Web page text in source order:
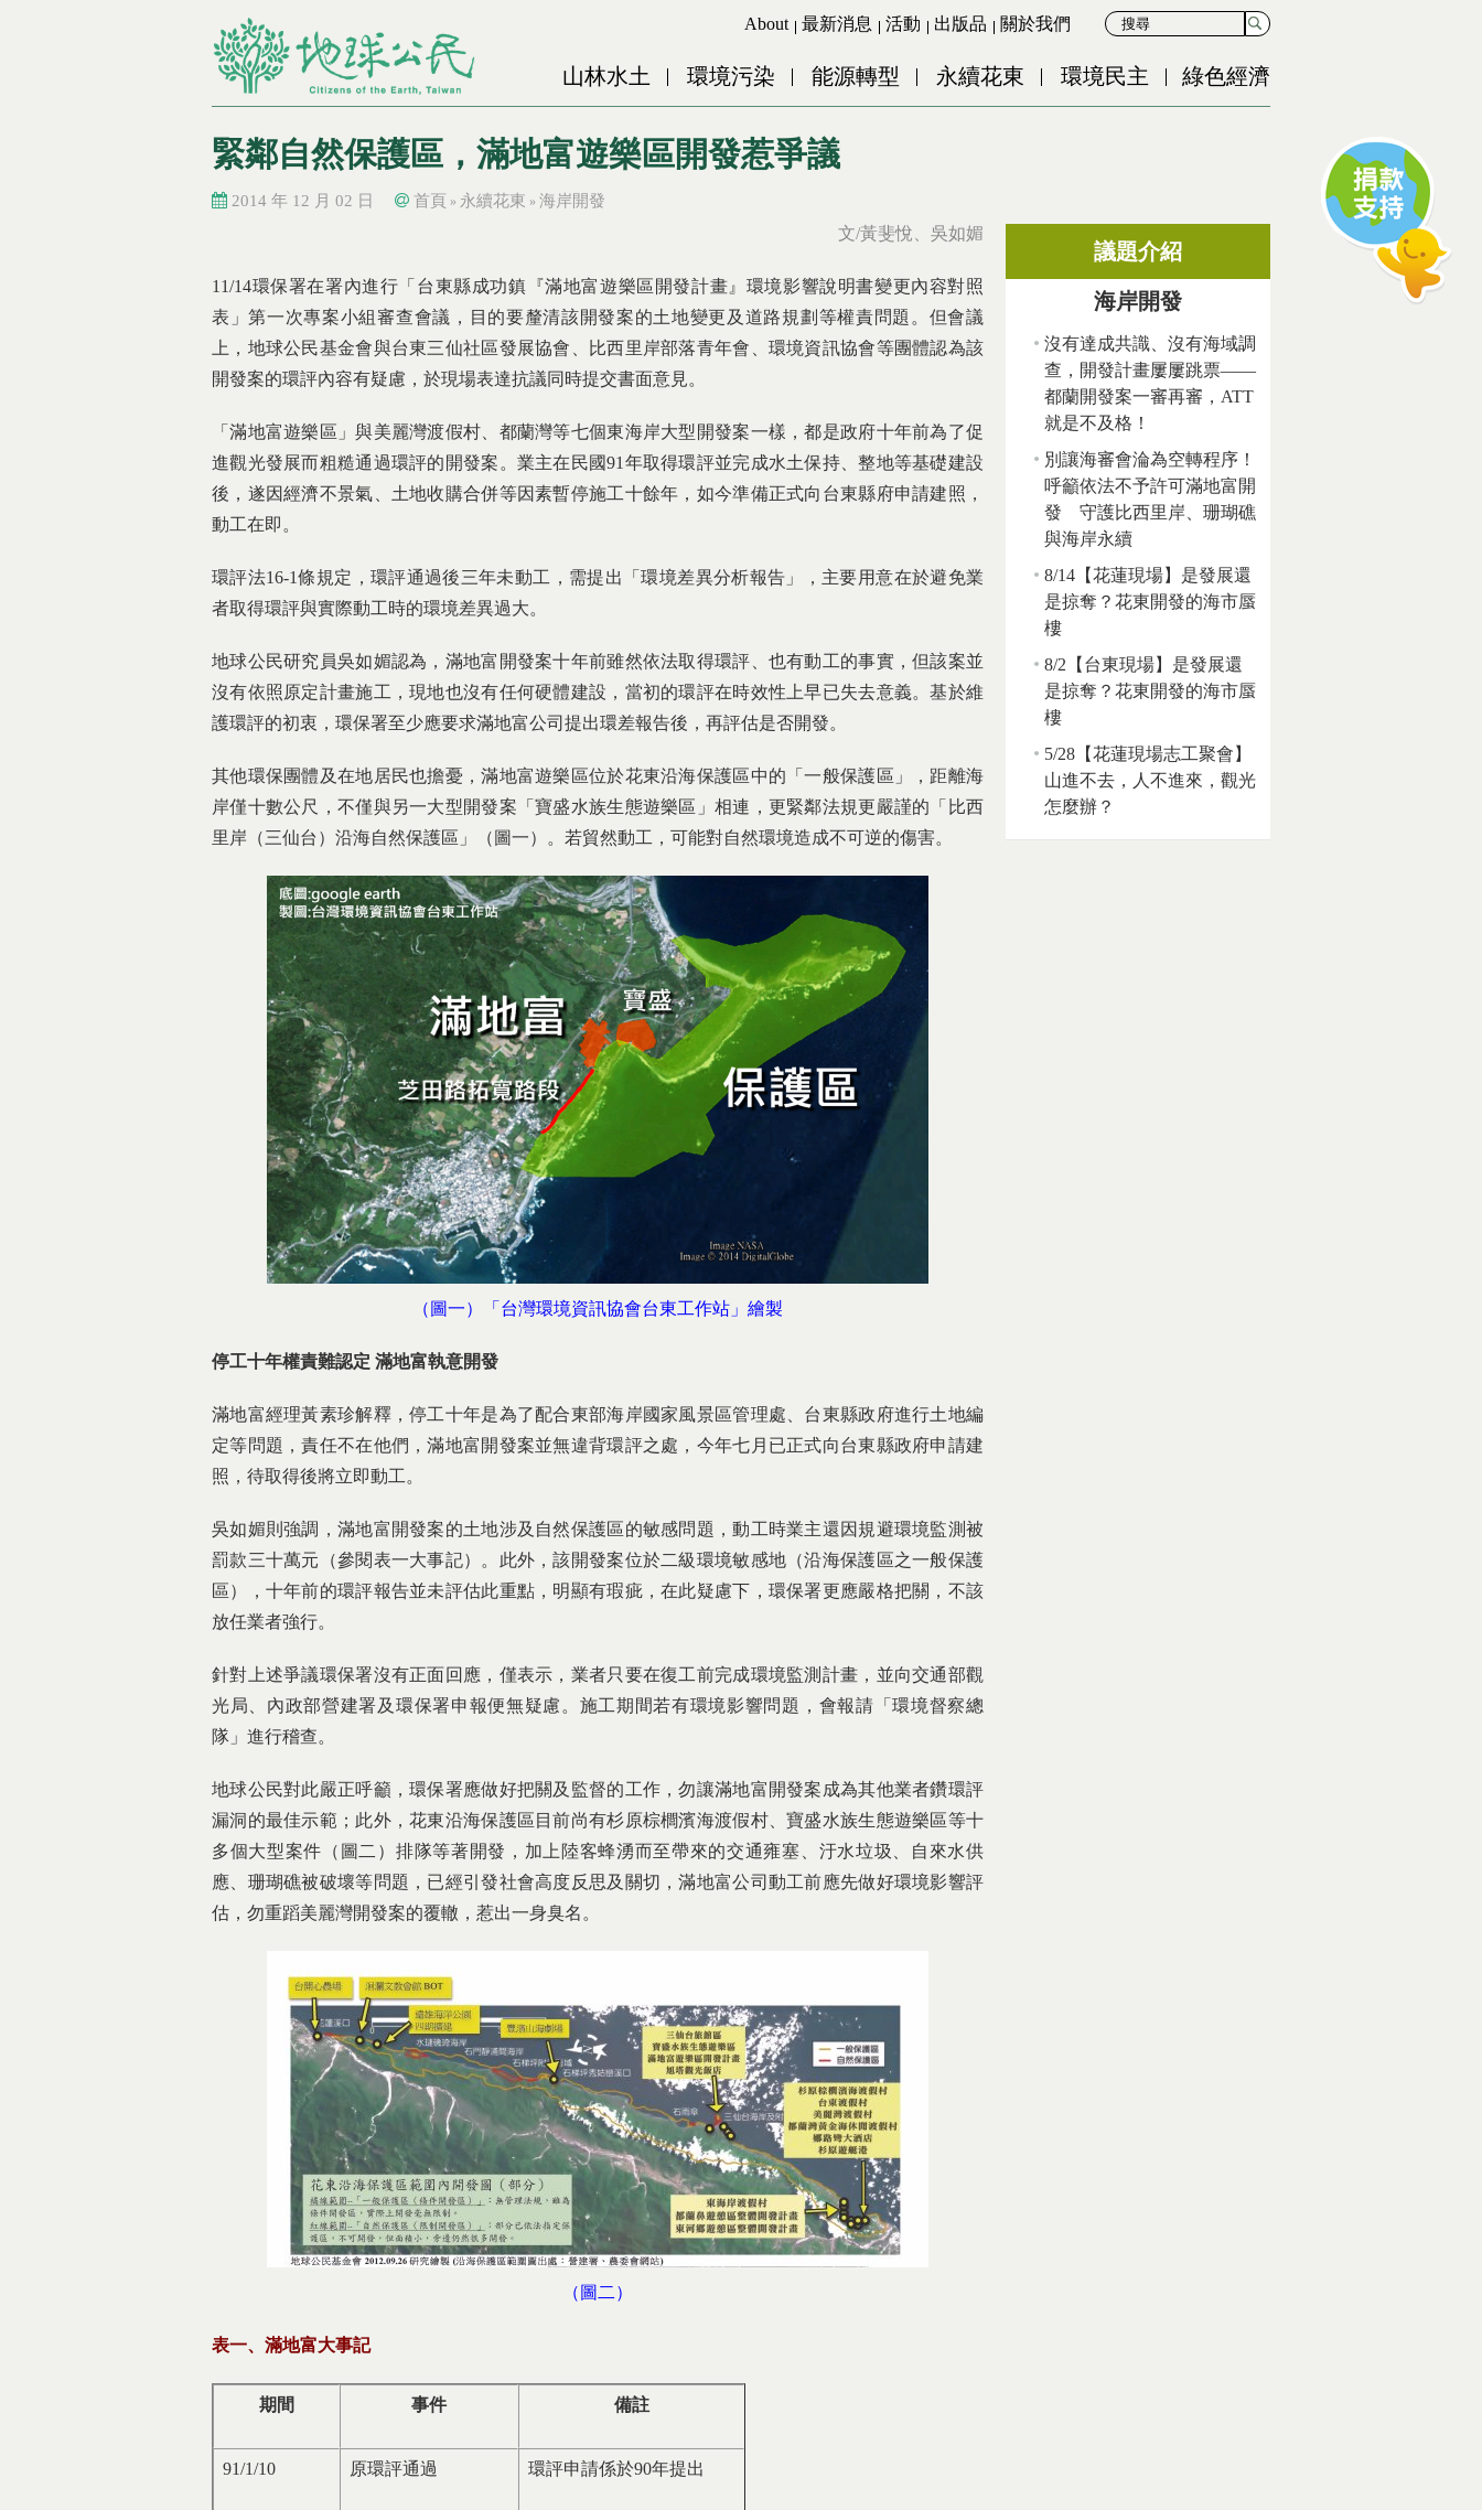
Jump to Navigation
Jump to Main content
About 最新消息 活動 出版品 關於我們
山林水土 環境污染 能源轉型 永續花東 環境民主 綠色經濟
緊鄰自然保護區，滿地富遊樂區開發惹爭議
2014 年 12 月 02 日 首頁 » 永續花東 » 海岸開發
文/黃斐悅、吳如媚
11/14環保署在署內進行「台東縣成功鎮『滿地富遊樂區開發計畫』環境影響說明書變更內容對照
表」第一次專案小組審查會議，目的要釐清該開發案的土地變更及道路規劃等權責問題。但會議
上，地球公民基金會與台東三仙社區發展協會、比西里岸部落青年會、環境資訊協會等團體認為該
開發案的環評內容有疑慮，於現場表達抗議同時提交書面意見。
「滿地富遊樂區」與美麗灣渡假村、都蘭灣等七個東海岸大型開發案一樣，都是政府十年前為了促
進觀光發展而粗糙通過環評的開發案。業主在民國91年取得環評並完成水土保持、整地等基礎建設
後，遂因經濟不景氣、土地收購合併等因素暫停施工十餘年，如今準備正式向台東縣府申請建照，
動工在即。
環評法16-1條規定，環評通過後三年未動工，需提出「環境差異分析報告」，主要用意在於避免業
者取得環評與實際動工時的環境差異過大。
地球公民研究員吳如媚認為，滿地富開發案十年前雖然依法取得環評、也有動工的事實，但該案並
沒有依照原定計畫施工，現地也沒有任何硬體建設，當初的環評在時效性上早已失去意義。基於維
護環評的初衷，環保署至少應要求滿地富公司提出環差報告後，再評估是否開發。
其他環保團體及在地居民也擔憂，滿地富遊樂區位於花東沿海保護區中的「一般保護區」，距離海
岸僅十數公尺，不僅與另一大型開發案「寶盛水族生態遊樂區」相連，更緊鄰法規更嚴謹的「比西
里岸（三仙台）沿海自然保護區」（圖一）。若貿然動工，可能對自然環境造成不可逆的傷害。
（圖一）「台灣環境資訊協會台東工作站」繪製
停工十年權責難認定 滿地富執意開發
滿地富經理黃素珍解釋，停工十年是為了配合東部海岸國家風景區管理處、台東縣政府進行土地編
定等問題，責任不在他們，滿地富開發案並無違背環評之處，今年七月已正式向台東縣政府申請建
照，待取得後將立即動工。
吳如媚則強調，滿地富開發案的土地涉及自然保護區的敏感問題，動工時業主還因規避環境監測被
罰款三十萬元（參閱表一大事記）。此外，該開發案位於二級環境敏感地（沿海保護區之一般保護
區），十年前的環評報告並未評估此重點，明顯有瑕疵，在此疑慮下，環保署更應嚴格把關，不該
放任業者強行。
針對上述爭議環保署沒有正面回應，僅表示，業者只要在復工前完成環境監測計畫，並向交通部觀
光局、內政部營建署及環保署申報便無疑慮。施工期間若有環境影響問題，會報請「環境督察總
隊」進行稽查。
地球公民對此嚴正呼籲，環保署應做好把關及監督的工作，勿讓滿地富開發案成為其他業者鑽環評
漏洞的最佳示範；此外，花東沿海保護區目前尚有杉原棕櫚濱海渡假村、寶盛水族生態遊樂區等十
多個大型案件（圖二）排隊等著開發，加上陸客蜂湧而至帶來的交通雍塞、汙水垃圾、自來水供
應、珊瑚礁被破壞等問題，已經引發社會高度反思及關切，滿地富公司動工前應先做好環境影響評
估，勿重蹈美麗灣開發案的覆轍，惹出一身臭名。
（圖二）
表一、滿地富大事記
期間 事件 備註
91/1/10 原環評通過 環評申請係於90年提出
議題介紹
海岸開發
沒有達成共識、沒有海域調
查，開發計畫屢屢跳票——
都蘭開發案一審再審，ATT
就是不及格！
別讓海審會淪為空轉程序！
呼籲依法不予許可滿地富開
發 守護比西里岸、珊瑚礁
與海岸永續
8/14【花蓮現場】是發展還
是掠奪？花東開發的海市蜃
樓
8/2【台東現場】是發展還
是掠奪？花東開發的海市蜃
樓
5/28【花蓮現場志工聚會】
山進不去，人不進來，觀光
怎麼辦？